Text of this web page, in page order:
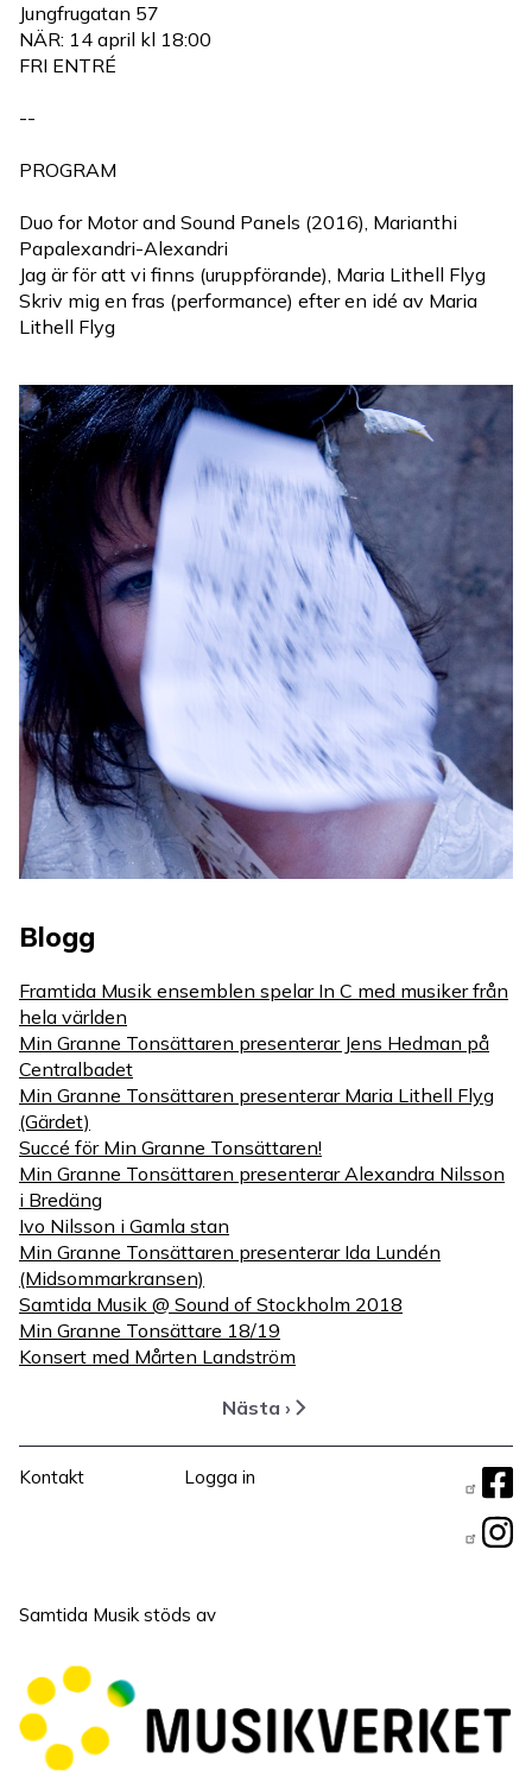
Jungfrugatan 57
NÄR: 14 april kl 18:00
FRI ENTRÉ
--
PROGRAM
Duo for Motor and Sound Panels (2016), Marianthi
Papalexandri-Alexandri
Jag är för att vi finns (uruppförande), Maria Lithell Flyg
Skriv mig en fras (performance) efter en idé av Maria
Lithell Flyg
Blogg
Framtida Musik ensemblen spelar In C med musiker från
hela världen
Min Granne Tonsättaren presenterar Jens Hedman på
Centralbadet
Min Granne Tonsättaren presenterar Maria Lithell Flyg
(Gärdet)
Succé för Min Granne Tonsättaren!
Min Granne Tonsättaren presenterar Alexandra Nilsson
i Bredäng
Ivo Nilsson i Gamla stan
Min Granne Tonsättaren presenterar Ida Lundén
(Midsommarkransen)
Samtida Musik @ Sound of Stockholm 2018
Min Granne Tonsättare 18/19
Konsert med Mårten Landström
Nästa
Nästa ›
Samtida Musik stöds av
Sidfotsmeny
Kontakt
User
Logga in